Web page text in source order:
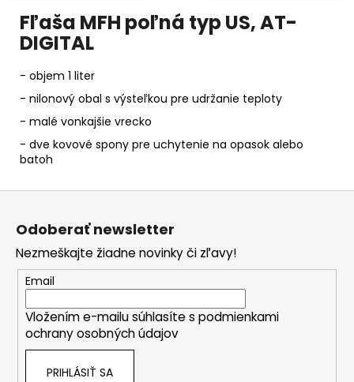
Fľaša MFH poľná typ US, AT-
DIGITAL
- objem 1 liter
- nilonový obal s výsteľkou pre udržanie teploty
- malé vonkajšie vrecko
- dve kovové spony pre uchytenie na opasok alebo
batoh
Odoberať newsletter
Nezmeškajte žiadne novinky či zľavy!
Email
Vložením e-mailu súhlasíte s podmienkami
ochrany osobných údajov
PRIHLÁSIŤ SA